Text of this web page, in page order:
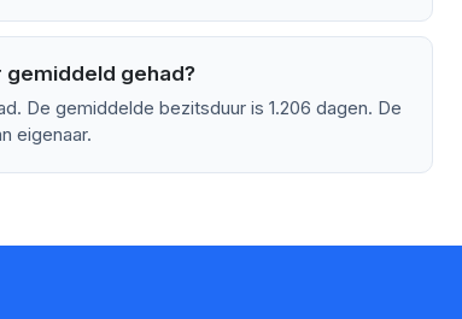
gemiddeld gehad?
De gemiddelde bezitsduur is 1.206 dagen. De
eigenaar.